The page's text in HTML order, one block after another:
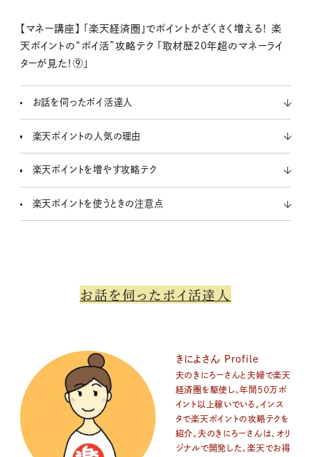
t
【マネー講座】 「楽天経済圏」でポイントがざくさく増える！ 楽
天ポイントの“ポイ活”攻略テク 「取材歴20年超のマネーライ
ターが見た！⑨」
お話を伺ったポイ活達人
楽天ポイントの人気の理由
楽天ポイントを増やす攻略テク
楽天ポイントを使うときの注意点
お話を伺ったポイ活達人
きによさん Profile
夫のきにろーさんと夫婦で楽天
経済圏を駆使し、年間50万ポ
イント以上稼いでいる。インス
タで楽天ポイントの攻略テクを
紹介。夫のきにろーさんは、オリ
ジナルで開発した、楽天でお得